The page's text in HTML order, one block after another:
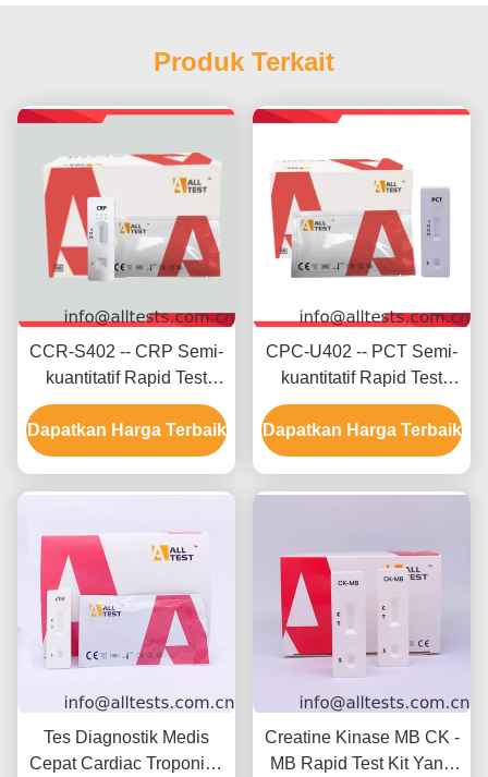
Produk Terkait
CCR-S402 -- CRP Semi-
kuantitatif Rapid Test
(Darah
Seluruh/Serum/Plasma)
Dapatkan Harga Terbaik
CPC-U402 -- PCT Semi-
kuantitatif Rapid Test
(Darah
Seluruh/Serum/Plasma)
Dapatkan Harga Terbaik
Tes Diagnostik Medis
Cepat Cardiac Troponin I
Creatine Kinase MB CK -
MB Rapid Test Kit Yang